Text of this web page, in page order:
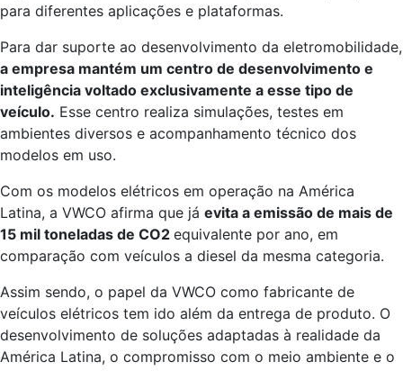
para diferentes aplicações e plataformas.
Para dar suporte ao desenvolvimento da eletromobilidade,
a empresa mantém um centro de desenvolvimento e
inteligência voltado exclusivamente a esse tipo de
veículo. Esse centro realiza simulações, testes em
ambientes diversos e acompanhamento técnico dos
modelos em uso.
Com os modelos elétricos em operação na América
Latina, a VWCO afirma que já evita a emissão de mais de
15 mil toneladas de CO2 equivalente por ano, em
comparação com veículos a diesel da mesma categoria.
Assim sendo, o papel da VWCO como fabricante de
veículos elétricos tem ido além da entrega de produto. O
desenvolvimento de soluções adaptadas à realidade da
América Latina, o compromisso com o meio ambiente e o